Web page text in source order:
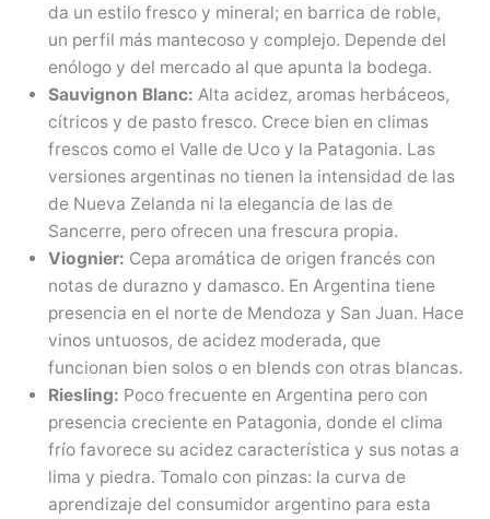
da un estilo fresco y mineral; en barrica de roble,
un perfil más mantecoso y complejo. Depende del
enólogo y del mercado al que apunta la bodega.
Sauvignon Blanc: Alta acidez, aromas herbáceos,
cítricos y de pasto fresco. Crece bien en climas
frescos como el Valle de Uco y la Patagonia. Las
versiones argentinas no tienen la intensidad de las
de Nueva Zelanda ni la elegancia de las de
Sancerre, pero ofrecen una frescura propia.
Viognier: Cepa aromática de origen francés con
notas de durazno y damasco. En Argentina tiene
presencia en el norte de Mendoza y San Juan. Hace
vinos untuosos, de acidez moderada, que
funcionan bien solos o en blends con otras blancas.
Riesling: Poco frecuente en Argentina pero con
presencia creciente en Patagonia, donde el clima
frío favorece su acidez característica y sus notas a
lima y piedra. Tomalo con pinzas: la curva de
aprendizaje del consumidor argentino para esta